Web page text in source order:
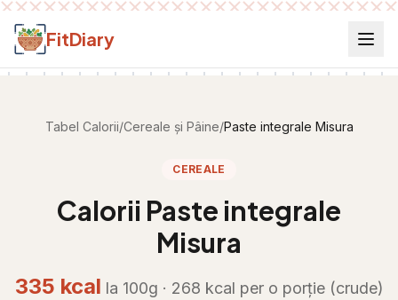
Salt la conținut
FitDiary
Tabel Calorii/Cereale și Pâine/Paste integrale Misura
CEREALE
Calorii Paste integrale
Misura
335 kcal la 100g · 268 kcal per o porție (crude)